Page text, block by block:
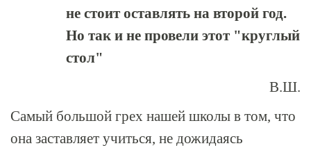
не стоит оставлять на второй год.
Но так и не провели этот "круглый
стол"
В.Ш.
Самый большой грех нашей школы в том, что
она заставляет учиться, не дожидаясь